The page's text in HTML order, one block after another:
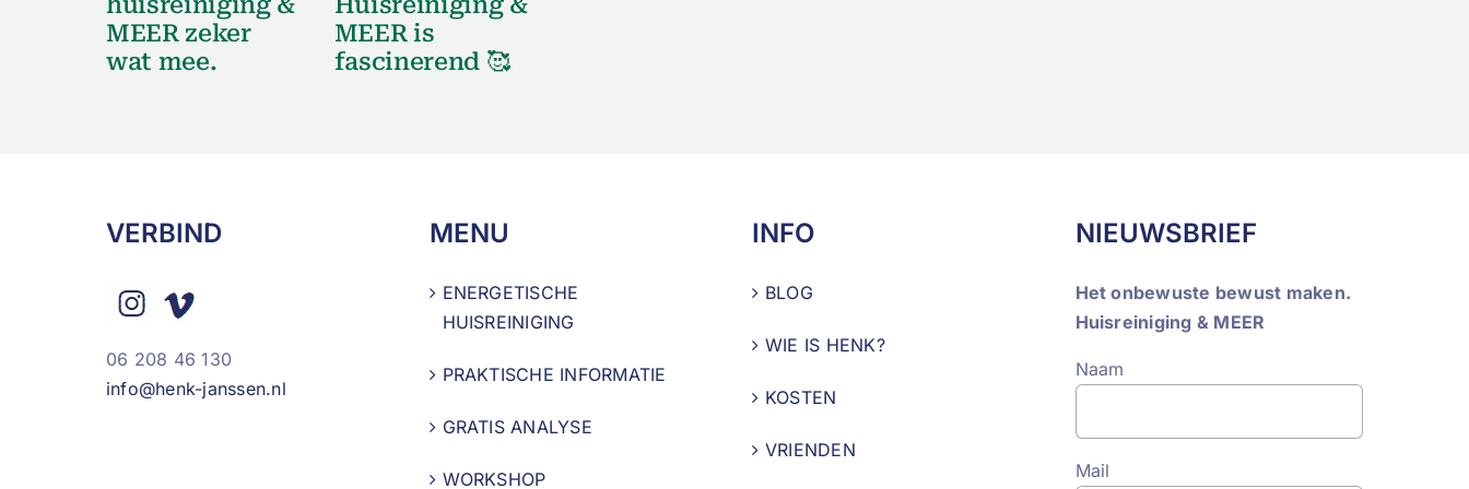
MEER zeker
wat mee.
MEER is
fascinerend 🥰
VERBIND
06 208 46 130
info@henk-janssen.nl
MENU
ENERGETISCHE
HUISREINIGING
PRAKTISCHE INFORMATIE
GRATIS ANALYSE
WORKSHOP
INFO
BLOG
WIE IS HENK?
KOSTEN
VRIENDEN
NIEUWSBRIEF
Het onbewuste bewust maken.
Huisreiniging & MEER
Naam
Mail